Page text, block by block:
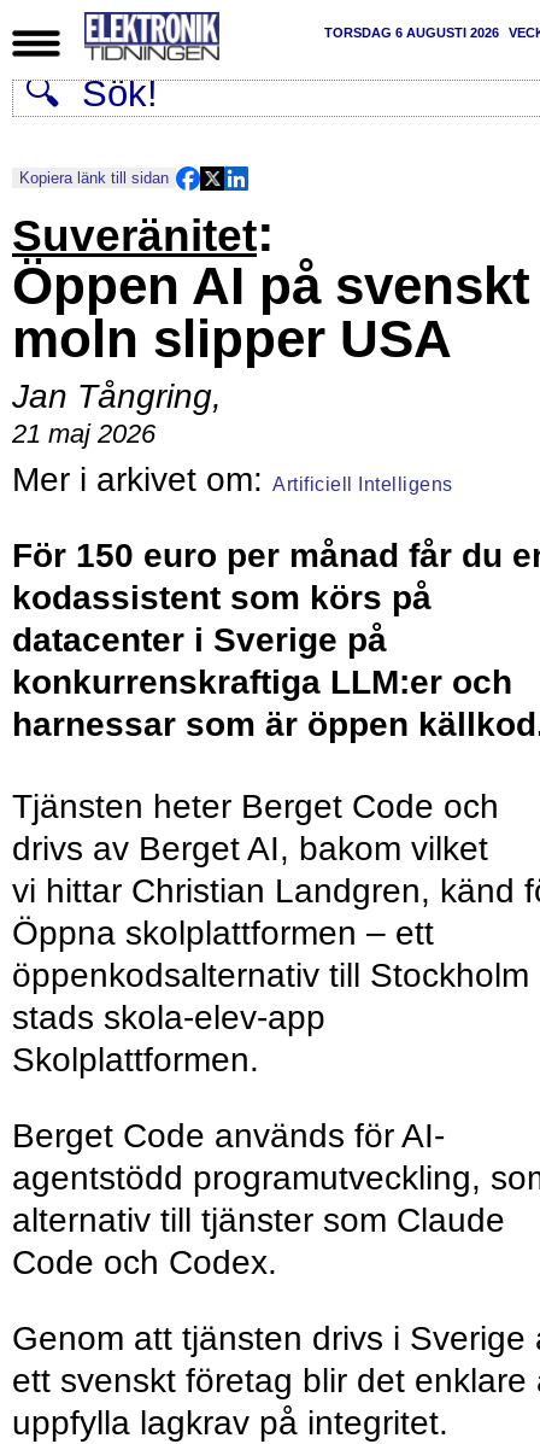
TORSDAG 6 AUGUSTI 2026
Kopiera länk till sidan
Suveränitet:
Öppen AI på svenskt
moln slipper USA
Jan Tångring,
21 maj 2026
Artificiell Intelligens
För 150 euro per månad får du
kodassistent som körs på
datacenter i Sverige på
konkurrenskraftiga LLM:er och
harnessar som är öppen
Tjänsten heter Berget Code och
drivs av Berget AI, bakom vilket
vi hittar Christian Landgren, känd
Öppna skolplattformen – ett
öppenkodsalternativ till Stockholm
stads skola-elev-app
Skolplattformen.
Berget Code används för AI-
agentstödd programutveckling,
alternativ till tjänster som Claude
Code och Codex.
Genom att tjänsten drivs i Sverige
ett svenskt företag blir det enklare
uppfylla lagkrav på integritet.